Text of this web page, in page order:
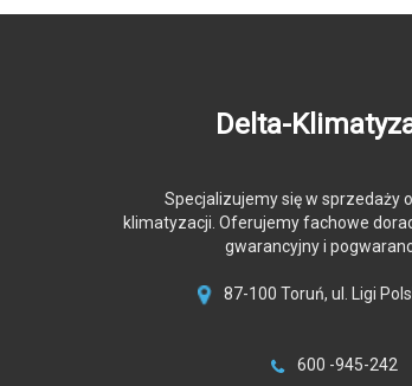
Delta-
Specjalizujemy się w sprzedaży
klimatyzacji. Oferujemy fachowe
gwarancyjny i
87-100 Toruń, ul. Ligi
600 -945-242